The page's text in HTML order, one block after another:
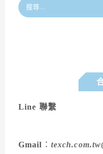
Line 聯繫
Gmail ：